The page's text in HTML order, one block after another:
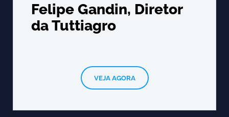
Felipe Gandin, Diretor
da Tuttiagro
VEJA AGORA